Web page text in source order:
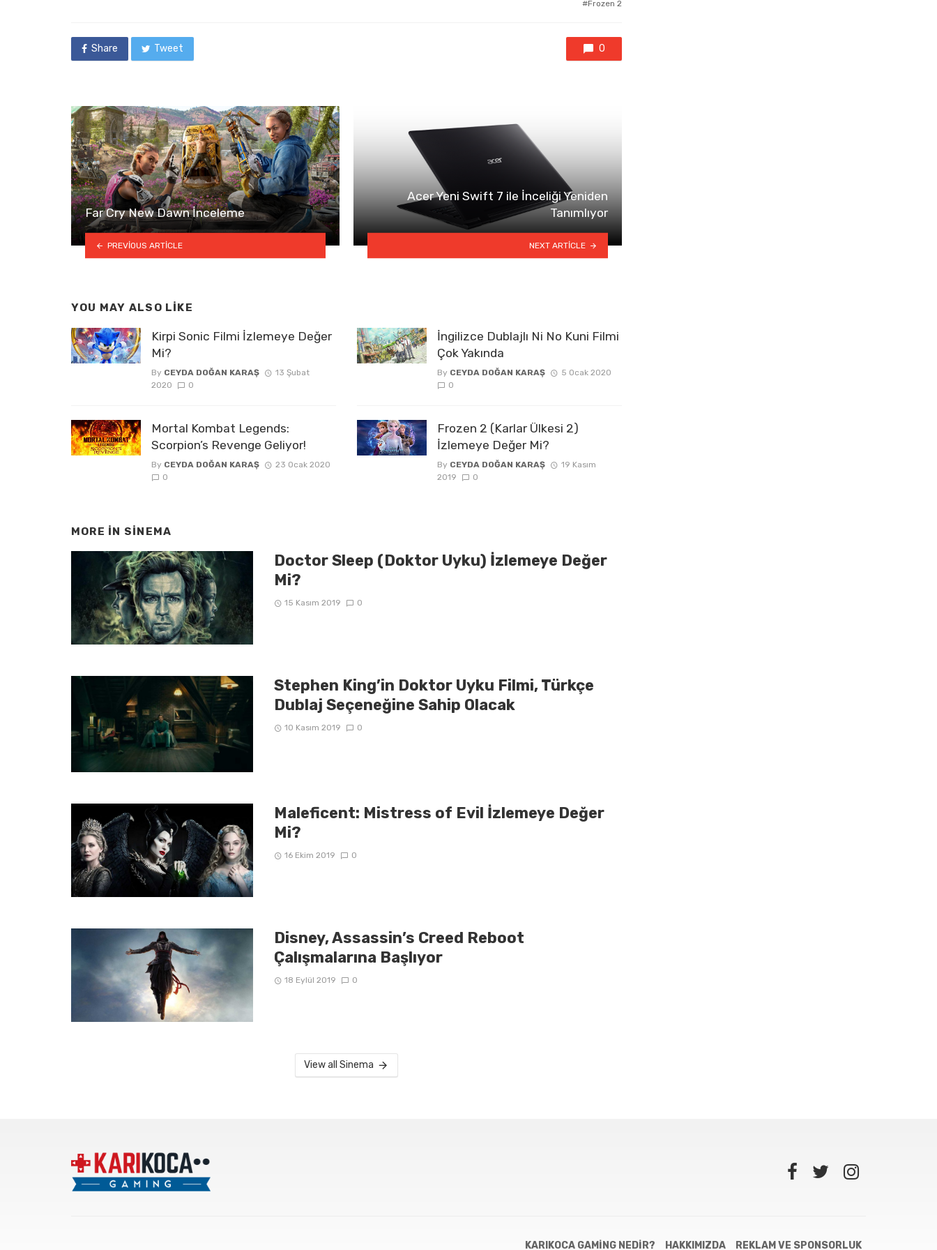
Frozen 2
Share Tweet 0
Far Cry New Dawn İnceleme
PREVIOUS ARTICLE
Acer Yeni Swift 7 ile İnceliği Yeniden
Tanımlıyor
NEXT ARTICLE
YOU MAY ALSO LIKE
Kirpi Sonic Filmi İzlemeye Değer
Mi?
By CEYDA DOĞAN KARAŞ
13 Şubat
2020
0
Mortal Kombat Legends:
Scorpion’s Revenge Geliyor!
By CEYDA DOĞAN KARAŞ
23 Ocak 2020
0
İngilizce Dublajlı Ni No Kuni Filmi
Çok Yakında
By CEYDA DOĞAN KARAŞ
5 Ocak 2020
0
Frozen 2 (Karlar Ülkesi 2)
İzlemeye Değer Mi?
By CEYDA DOĞAN KARAŞ
19 Kasım
2019
0
MORE IN SINEMA
Doctor Sleep (Doktor Uyku) İzlemeye Değer
Mi?
15 Kasım 2019 0
Stephen King’in Doktor Uyku Filmi, Türkçe
Dublaj Seçeneğine Sahip Olacak
10 Kasım 2019 0
Maleficent: Mistress of Evil İzlemeye Değer
Mi?
16 Ekim 2019 0
Disney, Assassin’s Creed Reboot
Çalışmalarına Başlıyor
18 Eylül 2019 0
View all Sinema
KARIKOCA GAMING NEDIR? HAKKIMIZDA REKLAM VE SPONSORLUK